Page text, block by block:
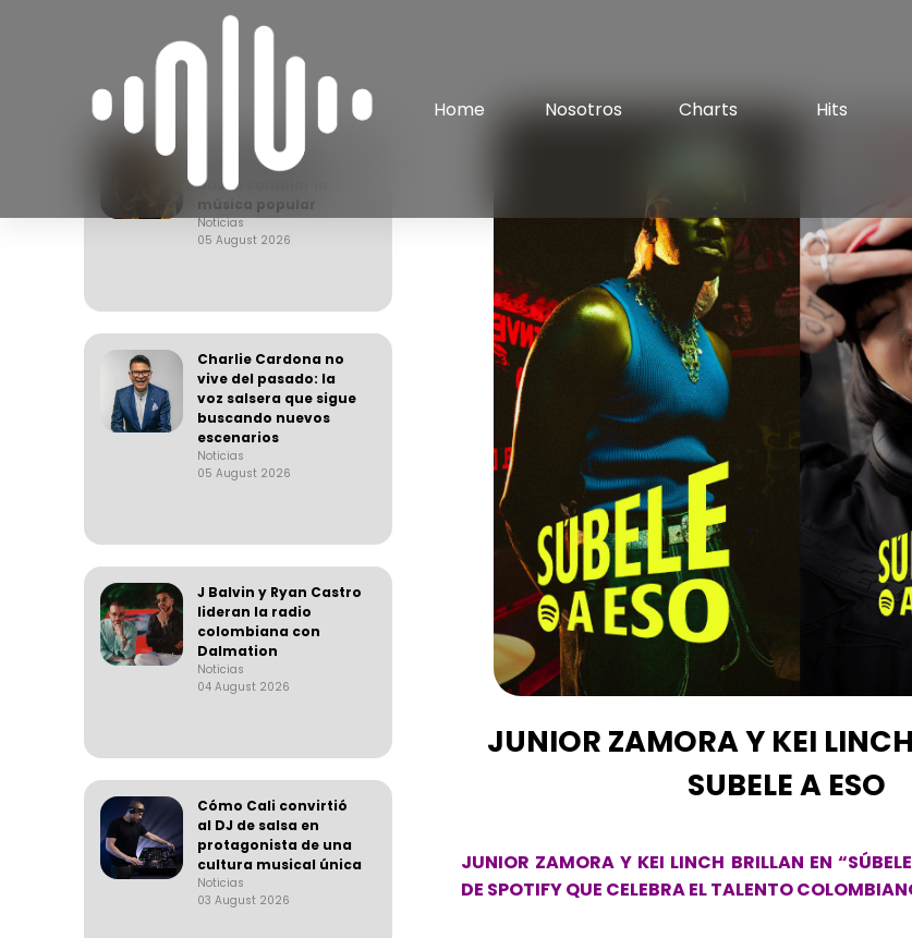
Home Nosotros Charts Hits
Joan Manuel y la
generación que
busca cambiar la
música popular
Noticias
05 August 2026
Charlie Cardona no
vive del pasado: la
voz salsera que sigue
buscando nuevos
escenarios
Noticias
05 August 2026
J Balvin y Ryan Castro
lideran la radio
colombiana con
Dalmation
Noticias
04 August 2026
Cómo Cali convirtió
al DJ de salsa en
protagonista de una
cultura musical única
Noticias
03 August 2026
JUNIOR ZAMORA Y KEI
SUBELE A ESO
JUNIOR ZAMORA Y KEI LINCH BRILLAN EN
DE SPOTIFY QUE CELEBRA EL TALENTO